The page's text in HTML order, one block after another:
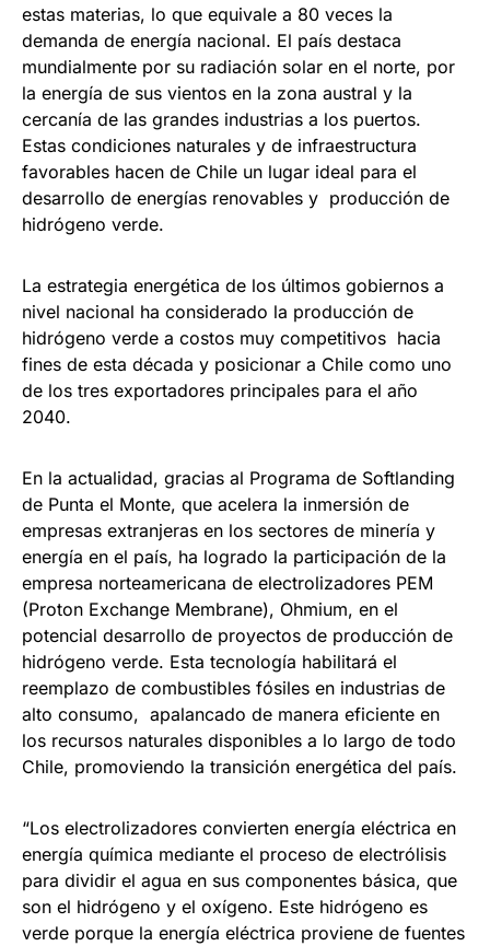
estas materias, lo que equivale a 80 veces la
demanda de energía nacional. El país destaca
mundialmente por su radiación solar en el norte, por
la energía de sus vientos en la zona austral y la
cercanía de las grandes industrias a los puertos.
Estas condiciones naturales y de infraestructura
favorables hacen de Chile un lugar ideal para el
desarrollo de energías renovables y producción de
hidrógeno verde.
La estrategia energética de los últimos gobiernos a
nivel nacional ha considerado la producción de
hidrógeno verde a costos muy competitivos hacia
fines de esta década y posicionar a Chile como uno
de los tres exportadores principales para el año
2040.
En la actualidad, gracias al Programa de Softlanding
de Punta el Monte, que acelera la inmersión de
empresas extranjeras en los sectores de minería y
energía en el país, ha logrado la participación de la
empresa norteamericana de electrolizadores PEM
(Proton Exchange Membrane), Ohmium, en el
potencial desarrollo de proyectos de producción de
hidrógeno verde. Esta tecnología habilitará el
reemplazo de combustibles fósiles en industrias de
alto consumo, apalancado de manera eficiente en
los recursos naturales disponibles a lo largo de todo
Chile, promoviendo la transición energética del país.
“Los electrolizadores convierten energía eléctrica en
energía química mediante el proceso de electrólisis
para dividir el agua en sus componentes básica, que
son el hidrógeno y el oxígeno. Este hidrógeno es
verde porque la energía eléctrica proviene de fuentes